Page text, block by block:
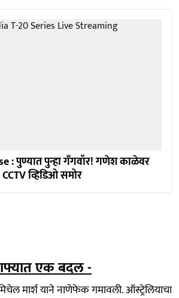
: पुण्यात पुन्हा गँगवॉर! गणेश काळेवर
व्हिडिओ समोर
एक बदल -
मार्श याने नाणेफेक गमावली. ऑस्ट्रेलियाचा